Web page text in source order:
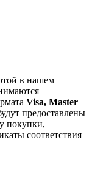
в нашем
Visa, Master
предоставлены
покупки,
соответствия